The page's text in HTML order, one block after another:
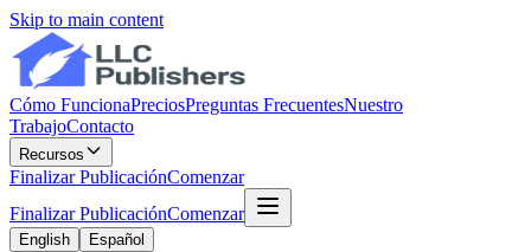
Skip to main content
Cómo FuncionaPreciosPreguntas FrecuentesNuestro
TrabajoContacto
Recursos
Finalizar PublicaciónComenzar
Finalizar PublicaciónComenzar
English Español